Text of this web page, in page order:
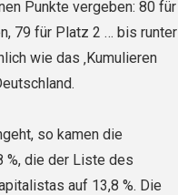
Punkte vergeben: 80 für
79 für Platz 2 … bis runter
wie das ‚Kumulieren
so kamen die
%, die der Liste des
auf 13,8 %. Die